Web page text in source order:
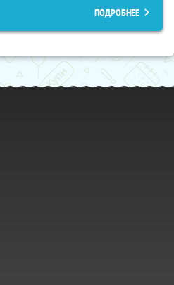
ПОДРОБНЕЕ